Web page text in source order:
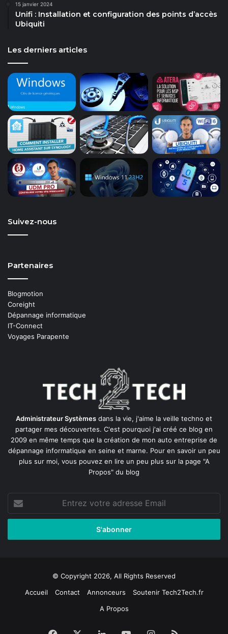
15 janvier 2024
Unifi : Installation et configuration des points d’accès
Ubiquiti
Les derniers articles
Suivez-nous
Partenaires
Blogmotion
Coreight
Dépannage informatique
IT-Connect
Voyages Parapente
Administrateur Systèmes dans la vie, j'aime la veille techno et
partager mes découvertes. C'est pourquoi j'ai créé ce blog en
2009 en même temps que la création de mon auto entreprise de
dépannage informatique en seine et marne. Pour en savoir un peu
plus sur moi, vous pouvez en lire un peu plus sur la page "A
Propos" du blog
Entrez
votre
adresse
© Copyright 2026, All Rights Reserved
Accueil
Contact Annonceurs
Soutenir Tech2Tech.fr
A Propos